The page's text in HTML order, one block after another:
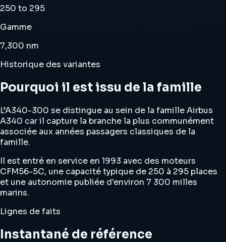
250 to 295
Gamme
7,300 nm
Historique des variantes
Pourquoi il est issu de la famille
L’A340-300 se distingue au sein de la famille Airbus
A340 car il capture la branche la plus communément
associée aux années passagers classiques de la
famille.
Il est entré en service en 1993 avec des moteurs
CFM56-5C, une capacité typique de 250 à 295 places
et une autonomie publiée d'environ 7 300 milles
marins.
Lignes de faits
Instantané de référence